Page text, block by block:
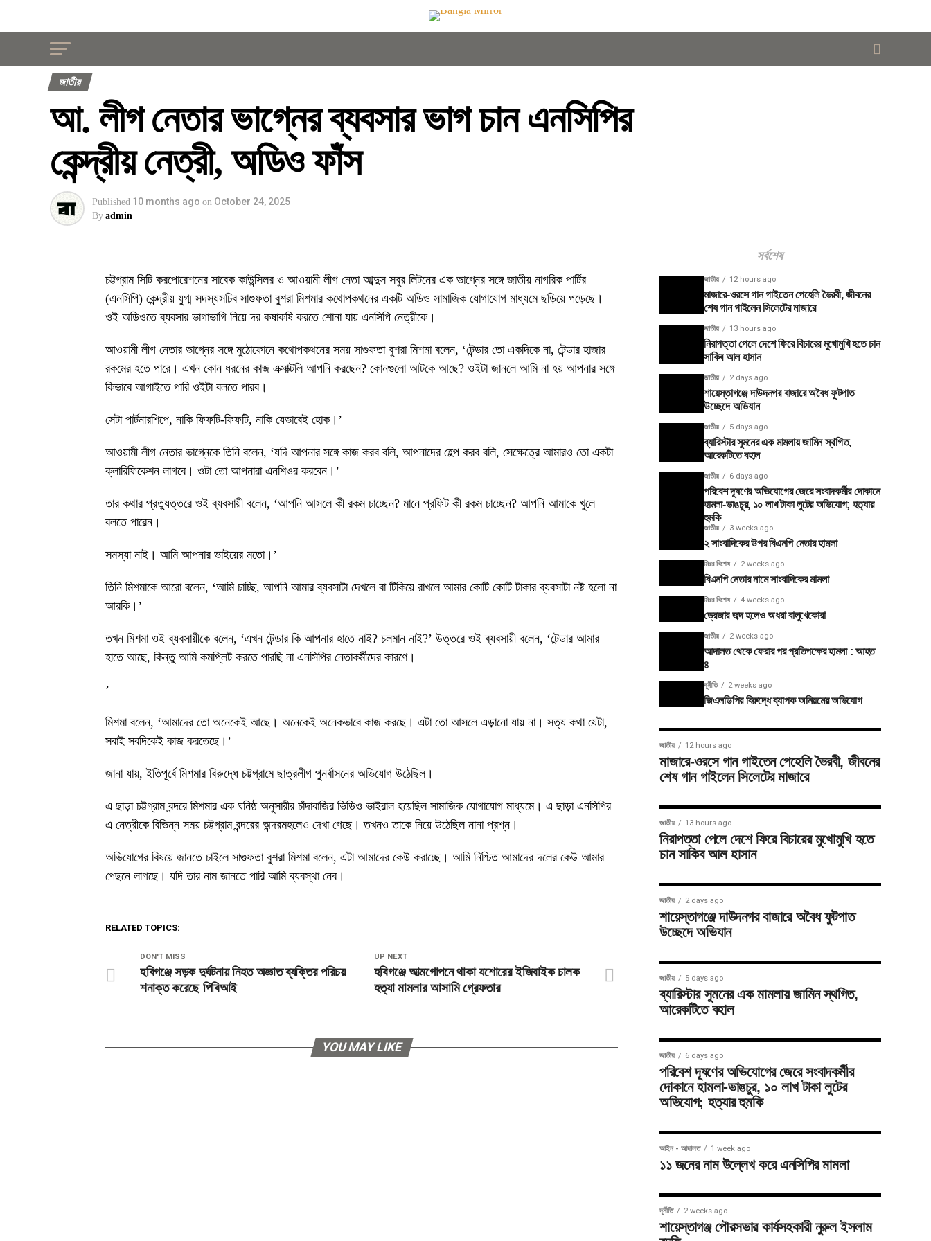
জাতীয়
আ. লীগ নেতার ভাগ্নের ব্যবসার ভাগ চান এনসিপির
কেন্দ্রীয় নেত্রী, অডিও ফাঁস
Published 10 months ago on October 24, 2025
By admin
চট্টগ্রাম সিটি করপোরেশনের সাবেক কাউন্সিলর ও আওয়ামী লীগ নেতা আব্দুস সবুর লিটনের এক ভাগ্নের সঙ্গে জাতীয় নাগরিক পার্টির
(এনসিপি) কেন্দ্রীয় যুগ্ম সদস্যসচিব সাগুফতা বুশরা মিশমার কথোপকথনের একটি অডিও সামাজিক যোগাযোগ মাধ্যমে ছড়িয়ে পড়েছে।
ওই অডিওতে ব্যবসার ভাগাভাগি নিয়ে দর কষাকষি করতে শোনা যায় এনসিপি নেত্রীকে।
আওয়ামী লীগ নেতার ভাগ্নের সঙ্গে মুঠোফোনে কথোপকথনের সময় সাগুফতা বুশরা মিশমা বলেন, ‘টেন্ডার তো একদিকে না, টেন্ডার হাজার
রকমের হতে পারে। এখন কোন ধরনের কাজ এক্সাক্টলি আপনি করছেন? কোনগুলো আটকে আছে? ওইটা জানলে আমি না হয় আপনার সঙ্গে
কিভাবে আগাইতে পারি ওইটা বলতে পারব।
সেটা পার্টনারশিপে, নাকি ফিফটি-ফিফটি, নাকি যেভাবেই হোক।’
আওয়ামী লীগ নেতার ভাগ্নেকে তিনি বলেন, ‘যদি আপনার সঙ্গে কাজ করব বলি, আপনাদের হেল্প করব বলি, সেক্ষেত্রে আমারও তো একটা
ক্লারিফিকেশন লাগবে। ওটা তো আপনারা এনশিওর করবেন।’
তার কথার প্রত্যুত্তরে ওই ব্যবসায়ী বলেন, ‘আপনি আসলে কী রকম চাচ্ছেন? মানে প্রফিট কী রকম চাচ্ছেন? আপনি আমাকে খুলে
বলতে পারেন।
সমস্যা নাই। আমি আপনার ভাইয়ের মতো।’
তিনি মিশমাকে আরো বলেন, ‘আমি চাচ্ছি, আপনি আমার ব্যবসাটা দেখলে বা টিকিয়ে রাখলে আমার কোটি কোটি টাকার ব্যবসাটা নষ্ট হলো না
আরকি।’
তখন মিশমা ওই ব্যবসায়ীকে বলেন, ‘এখন টেন্ডার কি আপনার হাতে নাই? চলমান নাই?’ উত্তরে ওই ব্যবসায়ী বলেন, ‘টেন্ডার আমার
হাতে আছে, কিন্তু আমি কমপ্লিট করতে পারছি না এনসিপির নেতাকর্মীদের কারণে।
’
মিশমা বলেন, ‘আমাদের তো অনেকেই আছে। অনেকেই অনেকভাবে কাজ করছে। এটা তো আসলে এড়ানো যায় না। সত্য কথা যেটা,
সবাই সবদিকেই কাজ করতেছে।’
জানা যায়, ইতিপূর্বে মিশমার বিরুদ্ধে চট্টগ্রামে ছাত্রলীগ পুনর্বাসনের অভিযোগ উঠেছিল।
এ ছাড়া চট্টগ্রাম বন্দরে মিশমার এক ঘনিষ্ঠ অনুসারীর চাঁদাবাজির ভিডিও ভাইরাল হয়েছিল সামাজিক যোগাযোগ মাধ্যমে। এ ছাড়া এনসিপির
এ নেত্রীকে বিভিন্ন সময় চট্টগ্রাম বন্দরের অন্দরমহলেও দেখা গেছে। তখনও তাকে নিয়ে উঠেছিল নানা প্রশ্ন।
অভিযোগের বিষয়ে জানতে চাইলে সাগুফতা বুশরা মিশমা বলেন, এটা আমাদের কেউ করাচ্ছে। আমি নিশ্চিত আমাদের দলের কেউ আমার
পেছনে লাগছে। যদি তার নাম জানতে পারি আমি ব্যবস্থা নেব।
RELATED TOPICS:
UP NEXT
হবিগঞ্জে আত্মগোপনে থাকা যশোরের ইজিবাইক চালক
হত্যা মামলার আসামি গ্রেফতার
DON'T MISS
হবিগঞ্জে সড়ক দুর্ঘটনায় নিহত অজ্ঞাত ব্যক্তির পরিচয়
শনাক্ত করেছে পিবিআই
YOU MAY LIKE
সর্বশেষ
জাতীয় 12 hours ago
মাজারে-ওরসে গান গাইতেন পেহেলি ভৈরবী, জীবনের
শেষ গান গাইলেন সিলেটের মাজারে
জাতীয় 13 hours ago
নিরাপত্তা পেলে দেশে ফিরে বিচারের মুখোমুখি হতে চান
সাকিব আল হাসান
জাতীয় 2 days ago
শায়েস্তাগঞ্জে দাউদনগর বাজারে অবৈধ ফুটপাত
উচ্ছেদে অভিযান
জাতীয় 5 days ago
ব্যারিস্টার সুমনের এক মামলায় জামিন স্থগিত,
আরেকটিতে বহাল
জাতীয় 6 days ago
পরিবেশ দূষণের অভিযোগের জেরে সংবাদকর্মীর দোকানে
হামলা-ভাঙচুর, ১০ লাখ টাকা লুটের অভিযোগ; হত্যার
হুমকি
জাতীয় 3 weeks ago
২ সাংবাদিকের উপর বিএনপি নেতার হামলা
মিরর বিশেষ 2 weeks ago
বিএনপি নেতার নামে সাংবাদিকের মামলা
মিরর বিশেষ 4 weeks ago
ড্রেজার জব্দ হলেও অধরা বালুখেকোরা
জাতীয় 2 weeks ago
আদালত থেকে ফেরার পর প্রতিপক্ষের হামলা : আহত
৪
দূর্নীতি 2 weeks ago
জিএলডিপির বিরুদ্ধে ব্যাপক অনিয়মের অভিযোগ
জাতীয় 12 hours ago
মাজারে-ওরসে গান গাইতেন পেহেলি ভৈরবী, জীবনের
শেষ গান গাইলেন সিলেটের মাজারে
জাতীয় 13 hours ago
নিরাপত্তা পেলে দেশে ফিরে বিচারের মুখোমুখি হতে
চান সাকিব আল হাসান
জাতীয় 2 days ago
শায়েস্তাগঞ্জে দাউদনগর বাজারে অবৈধ ফুটপাত
উচ্ছেদে অভিযান
জাতীয় 5 days ago
ব্যারিস্টার সুমনের এক মামলায় জামিন স্থগিত,
আরেকটিতে বহাল
জাতীয় 6 days ago
পরিবেশ দূষণের অভিযোগের জেরে সংবাদকর্মীর
দোকানে হামলা-ভাঙচুর, ১০ লাখ টাকা লুটের
অভিযোগ; হত্যার হুমকি
আইন - আদালত 1 week ago
১১ জনের নাম উল্লেখ করে এনসিপির মামলা
দূর্নীতি 2 weeks ago
শায়েস্তাগঞ্জ পৌরসভার কার্যসহকারী নুরুল ইসলাম